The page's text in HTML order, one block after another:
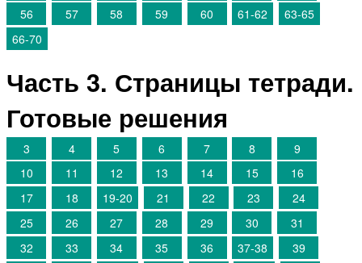
56
57 58 59 60 61-62
63-65
66-70
Часть 3. Страницы тетради.
Готовые решения
3 4 5 6 7 8
9
10
11 12 13 14 15
16
17
18 19-20 21 22 23
24
25
26 27 28 29 30
31
32
33 34 35 36 37-38
39